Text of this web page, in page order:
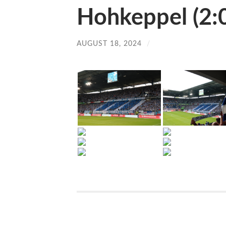
Hohkeppel
AUGUST 18, 2024 /